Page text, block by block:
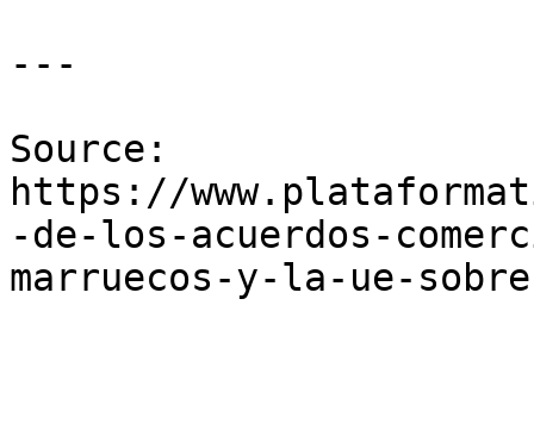
---
Source:
https://
-de-los-acuerdos-